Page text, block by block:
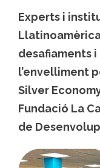
Experts i
desafiaments
l’envelliment
Silver
Fundació La
de